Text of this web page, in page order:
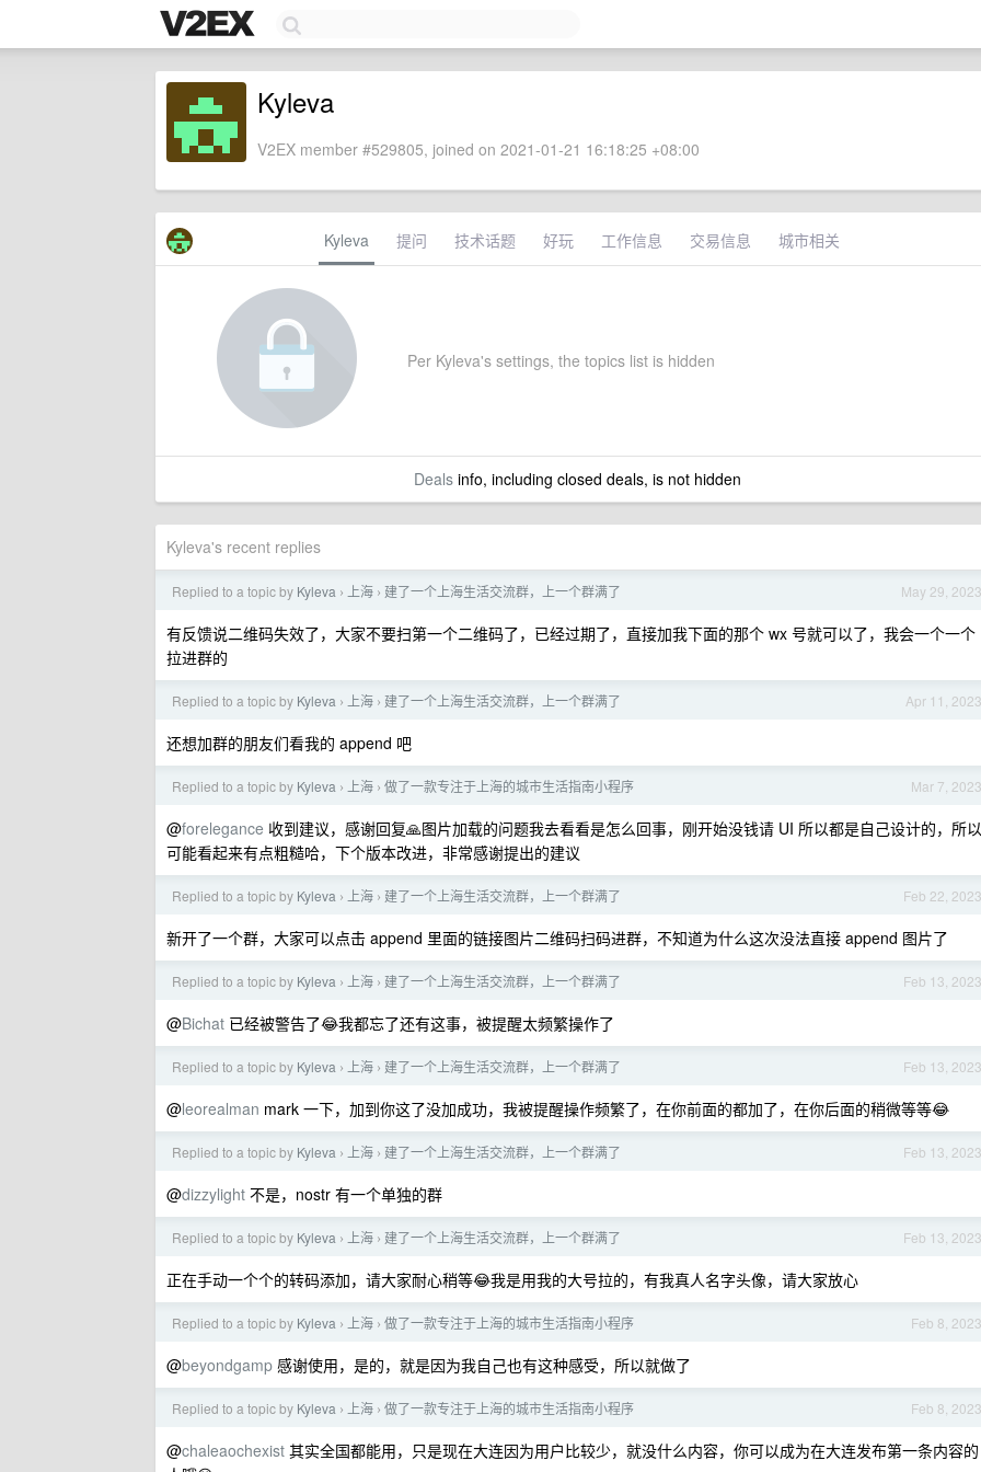
Kyleva
V2EX member #529805, joined on 2021-01-21 16:18:25 +08:00
Kyleva 提问 技术话题 好玩 工作信息 交易信息 城市相关
Per Kyleva's settings, the topics list is hidden
Dealsinfo, including closed deals, is not hidden
Kyleva's recent replies
May 29, 2023
Replied to a topic by Kyleva › 上海 › 建了一个上海生活交流群，上一个群满了
有反馈说二维码失效了，大家不要扫第一个二维码了，已经过期了，直接加我下面的那个 wx 号就可以了，我会一个一个
拉进群的
Apr 11, 2023
Replied to a topic by Kyleva › 上海 › 建了一个上海生活交流群，上一个群满了
还想加群的朋友们看我的 append 吧
Mar 7, 2023
Replied to a topic by Kyleva › 上海 › 做了一款专注于上海的城市生活指南小程序
@forelegance 收到建议，感谢回复🙏图片加载的问题我去看看是怎么回事，刚开始没钱请 UI 所以都是自己设计的，所以
可能看起来有点粗糙哈，下个版本改进，非常感谢提出的建议
Feb 22, 2023
Replied to a topic by Kyleva › 上海 › 建了一个上海生活交流群，上一个群满了
新开了一个群，大家可以点击 append 里面的链接图片二维码扫码进群，不知道为什么这次没法直接 append 图片了
Feb 13, 2023
Replied to a topic by Kyleva › 上海 › 建了一个上海生活交流群，上一个群满了
@Bichat 已经被警告了😂我都忘了还有这事，被提醒太频繁操作了
Feb 13, 2023
Replied to a topic by Kyleva › 上海 › 建了一个上海生活交流群，上一个群满了
@leorealman mark 一下，加到你这了没加成功，我被提醒操作频繁了，在你前面的都加了，在你后面的稍微等等😂
Feb 13, 2023
Replied to a topic by Kyleva › 上海 › 建了一个上海生活交流群，上一个群满了
@dizzylight 不是，nostr 有一个单独的群
Feb 13, 2023
Replied to a topic by Kyleva › 上海 › 建了一个上海生活交流群，上一个群满了
正在手动一个个的转码添加，请大家耐心稍等😂我是用我的大号拉的，有我真人名字头像，请大家放心
Feb 8, 2023
Replied to a topic by Kyleva › 上海 › 做了一款专注于上海的城市生活指南小程序
@beyondgamp 感谢使用，是的，就是因为我自己也有这种感受，所以就做了
Feb 8, 2023
Replied to a topic by Kyleva › 上海 › 做了一款专注于上海的城市生活指南小程序
@chaleaochexist 其实全国都能用，只是现在大连因为用户比较少，就没什么内容，你可以成为在大连发布第一条内容的